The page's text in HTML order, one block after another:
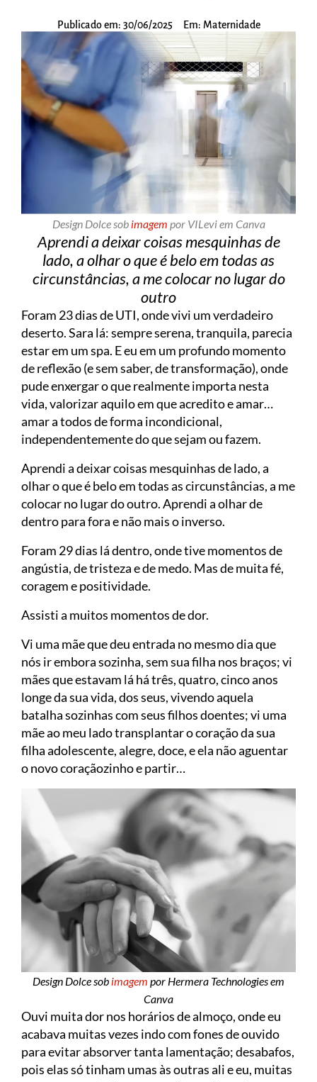
Publicado em: 30/06/2025 Em: Maternidade
Design Dolce sob imagem por VILevi em Canva
Aprendi a deixar coisas mesquinhas de
lado, a olhar o que é belo em todas as
circunstâncias, a me colocar no lugar do
outro
Foram 23 dias de UTI, onde vivi um verdadeiro
deserto. Sara lá: sempre serena, tranquila, parecia
estar em um spa. E eu em um profundo momento
de reflexão (e sem saber, de transformação), onde
pude enxergar o que realmente importa nesta
vida, valorizar aquilo em que acredito e amar…
amar a todos de forma incondicional,
independentemente do que sejam ou fazem.
Aprendi a deixar coisas mesquinhas de lado, a
olhar o que é belo em todas as circunstâncias, a me
colocar no lugar do outro. Aprendi a olhar de
dentro para fora e não mais o inverso.
Foram 29 dias lá dentro, onde tive momentos de
angústia, de tristeza e de medo. Mas de muita fé,
coragem e positividade.
Assisti a muitos momentos de dor.
Vi uma mãe que deu entrada no mesmo dia que
nós ir embora sozinha, sem sua filha nos braços; vi
mães que estavam lá há três, quatro, cinco anos
longe da sua vida, dos seus, vivendo aquela
batalha sozinhas com seus filhos doentes; vi uma
mãe ao meu lado transplantar o coração da sua
filha adolescente, alegre, doce, e ela não aguentar
o novo coraçãozinho e partir…
Design Dolce sob imagem por Hermera Technologies em
Canva
Ouvi muita dor nos horários de almoço, onde eu
acabava muitas vezes indo com fones de ouvido
para evitar absorver tanta lamentação; desabafos,
pois elas só tinham umas às outras ali e eu, muitas